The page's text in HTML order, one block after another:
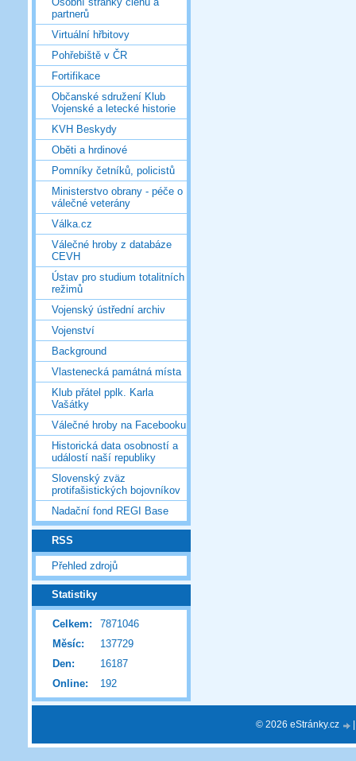
partnerů
Virtuální hřbitovy
Pohřebiště v ČR
Fortifikace
Občanské sdružení Klub
Vojenské a letecké historie
KVH Beskydy
Oběti a hrdinové
Pomníky četníků, policistů
Ministerstvo obrany - péče o
válečné veterány
Válka.cz
Válečné hroby z databáze
CEVH
Ústav pro studium totalitních
režimů
Vojenský ústřední archiv
Vojenství
Background
Vlastenecká památná místa
Klub přátel pplk. Karla
Vašátky
Válečné hroby na Facebooku
Historická data osobností a
událostí naší republiky
Slovenský zväz
protifašistických bojovníkov
Nadační fond REGI Base
RSS
Přehled zdrojů
Statistiky
Online: 192
Celkem:
7871046
Měsíc:
137729
Den:
16187
© 2026 eStránky.cz